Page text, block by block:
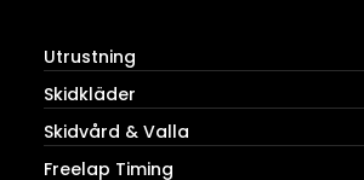
Utrustning
Skidkläder
Skidvård & Valla
Freelap Timing